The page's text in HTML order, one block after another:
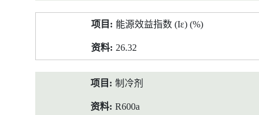
能源效益指数 (Iε) (%)
26.32
制冷剂
R600a